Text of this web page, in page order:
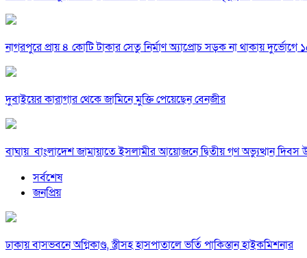
নাগরপুরে প্রায় ৪ কোটি টাকার সেতু নির্মাণ অ্যাপ্রোচ সড়ক না থাকায় দুর্ভোগে
দুবাইয়ের কারাগার থেকে জামিনে মুক্তি পেয়েছেন বেনজীর
বাঘায় বাংলাদেশ জামায়াতে ইসলামীর আয়োজনে দ্বিতীয় গণ অভ্যুত্থান
সর্বশেষ
জনপ্রিয়
ঢাকায় বাসভবনে অগ্নিকাণ্ড, স্ত্রীসহ হাসপাতালে ভর্তি পাকিস্তান হাইকমিশনার